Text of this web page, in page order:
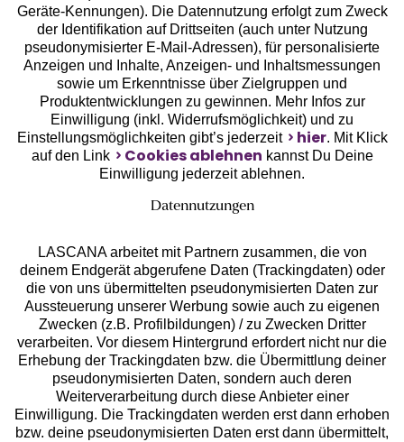
Unsere Apps
Services
Beratung
Über uns
Geräte-Kennungen). Die Datennutzung erfolgt zum Zweck
der Identifikation auf Drittseiten (auch unter Nutzung
pseudonymisierter E-Mail-Adressen), für personalisierte
Anzeigen und Inhalte, Anzeigen- und Inhaltsmessungen
sowie um Erkenntnisse über Zielgruppen und
Produktentwicklungen zu gewinnen. Mehr Infos zur
Einwilligung (inkl. Widerrufsmöglichkeit) und zu
Einstellungsmöglichkeiten gibt’s jederzeit
hier. Mit Klick
auf den Link
Cookies ablehnen kannst Du Deine
Einwilligung jederzeit ablehnen.
Datennutzungen
LASCANA arbeitet mit Partnern zusammen, die von
deinem Endgerät abgerufene Daten (Trackingdaten) oder
die von uns übermittelten pseudonymisierten Daten zur
Aussteuerung unserer Werbung sowie auch zu eigenen
Zwecken (z.B. Profilbildungen) / zu Zwecken Dritter
verarbeiten. Vor diesem Hintergrund erfordert nicht nur die
Erhebung der Trackingdaten bzw. die Übermittlung deiner
pseudonymisierten Daten, sondern auch deren
Weiterverarbeitung durch diese Anbieter einer
Einwilligung. Die Trackingdaten werden erst dann erhoben
bzw. deine pseudonymisierten Daten erst dann übermittelt,